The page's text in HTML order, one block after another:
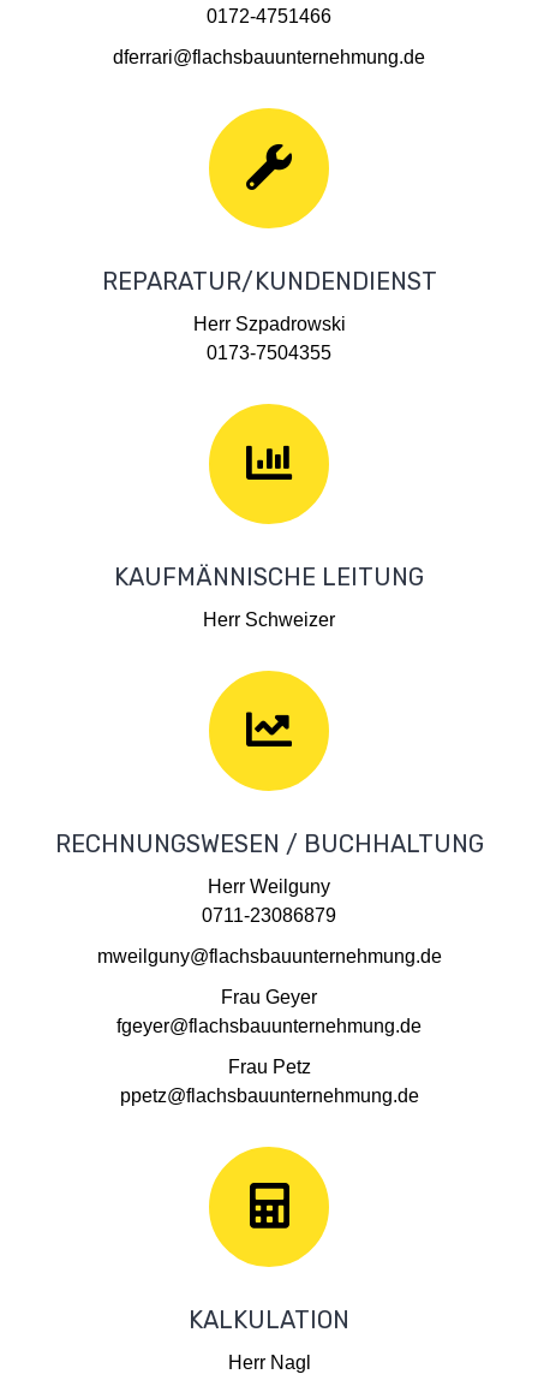
0172-4751466
dferrari@flachsbauunternehmung.de
REPARATUR/KUNDENDIENST
Herr Szpadrowski
0173-7504355
KAUFMÄNNISCHE LEITUNG
Herr Schweizer
RECHNUNGSWESEN / BUCHHALTUNG
Herr Weilguny
0711-23086879
mweilguny@flachsbauunternehmung.de
Frau Geyer
fgeyer@flachsbauunternehmung.de
Frau Petz
ppetz@flachsbauunternehmung.de
KALKULATION
Herr Nagl